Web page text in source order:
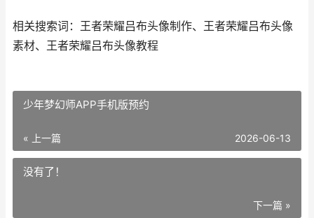
相关搜索词：王者荣耀吕布头像制作、王者荣耀吕布头像
素材、王者荣耀吕布头像教程
少年梦幻师APP手机版预约
« 上一篇 2026-06-13
没有了！
下一篇 »